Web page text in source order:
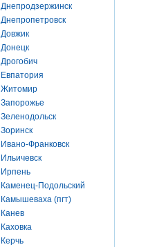
Днепродзержинск
Днепропетровск
Довжик
Донецк
Дрогобич
Евпатория
Житомир
Запорожье
Зеленодольск
Зоринск
Ивано-Франковск
Ильичевск
Ирпень
Каменец-Подольский
Камышеваха (пгт)
Канев
Каховка
Керчь